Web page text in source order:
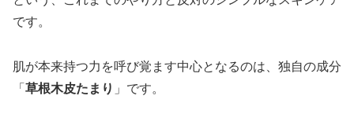
です。
肌が本来持つ力を呼び覚ます中心となるのは、独自の成分
「 草根木皮たまり 」です。